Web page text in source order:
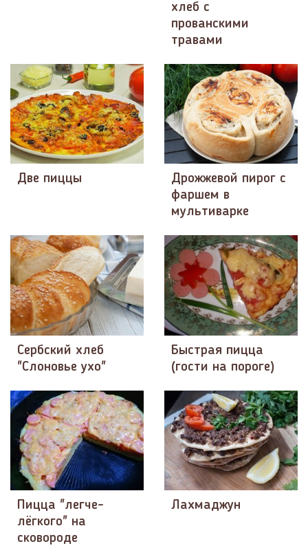
хлеб с
прованскими
травами
Две пиццы
Дрожжевой пирог с
фаршем в
мультиварке
Сербский хлеб
"Слоновье ухо"
Быстрая пицца
(гости на пороге)
Пицца "легче-
лёгкого" на
сковороде
Лахмаджун